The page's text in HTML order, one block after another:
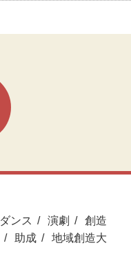
ダンス 演劇
創造
助成
地域創造大